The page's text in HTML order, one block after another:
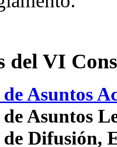
del VI
Asuntos
Asuntos
Difusión,